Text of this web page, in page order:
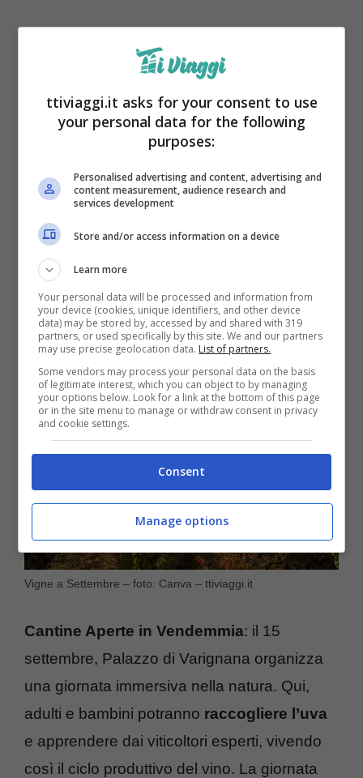
settembre, la Cascina Fontanette offre
vendemmia. I visitatori potranno partecipare
degustazioni di vini
tipici e divertirsi con attività per tutte le età,
come la pigiatura dell’uva e visite guidate
della cantina.
Vigne a Settembre – foto: Canva – ttiviaggi.it
Cantine Aperte in Vendemmia: il 15
settembre, Palazzo di Varignana organizza
una giornata immersiva nella natura. Qui,
adulti e bambini potranno raccogliere l’uva
e apprendere dai viticoltori esperti, vivendo
così il ciclo produttivo del vino. La giornata
ttiviaggi.it asks for your consent to use
your personal data for the following
purposes:
Personalised advertising and content, advertising and
content measurement, audience research and
services development
Store and/or access information on a device
Learn more
Your personal data will be processed and information from
your device (cookies, unique identifiers, and other device
data) may be stored by, accessed by and shared with 319
partners, or used specifically by this site. We and our partners
may use precise geolocation data. List of partners.
Some vendors may process your personal data on the basis
of legitimate interest, which you can object to by managing
your options below. Look for a link at the bottom of this page
or in the site menu to manage or withdraw consent in privacy
and cookie settings.
Consent
Manage options